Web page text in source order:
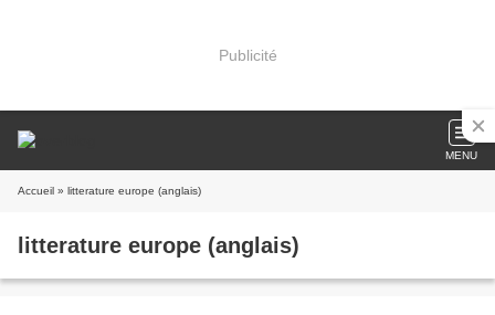
Publicité
MENU
Accueil » litterature europe (anglais)
litterature europe (anglais)